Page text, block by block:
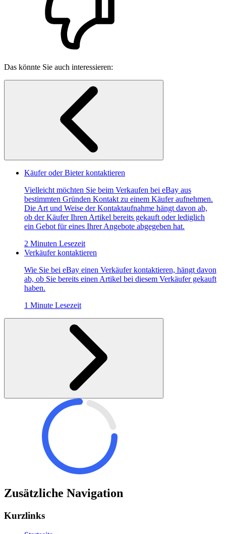
Das könnte Sie auch interessieren:
Käufer oder Bieter kontaktieren
Vielleicht möchten Sie beim Verkaufen bei eBay aus
bestimmten Gründen Kontakt zu einem Käufer aufnehmen.
Die Art und Weise der Kontaktaufnahme hängt davon ab,
ob der Käufer Ihren Artikel bereits gekauft oder lediglich
ein Gebot für eines Ihrer Angebote abgegeben hat.
2 Minuten Lesezeit
Verkäufer kontaktieren
Wie Sie bei eBay einen Verkäufer kontaktieren, hängt davon
ab, ob Sie bereits einen Artikel bei diesem Verkäufer gekauft
haben.
1 Minute Lesezeit
Zusätzliche Navigation
Kurzlinks